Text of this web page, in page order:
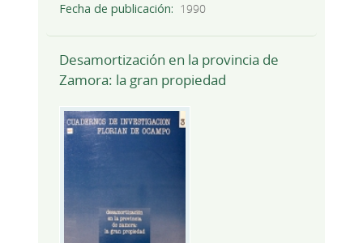
Fecha de publicación
1990
Desamortización en la provincia de
Zamora: la gran propiedad